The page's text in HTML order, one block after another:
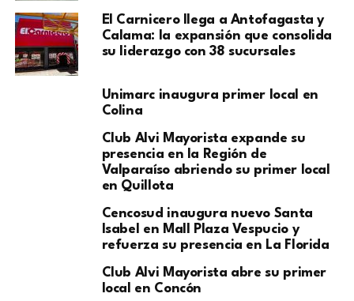
El Carnicero llega a Antofagasta y
Calama: la expansión que consolida
su liderazgo con 38 sucursales
Unimarc inaugura primer local en
Colina
Club Alvi Mayorista expande su
presencia en la Región de
Valparaíso abriendo su primer local
en Quillota
Cencosud inaugura nuevo Santa
Isabel en Mall Plaza Vespucio y
refuerza su presencia en La Florida
Club Alvi Mayorista abre su primer
local en Concón